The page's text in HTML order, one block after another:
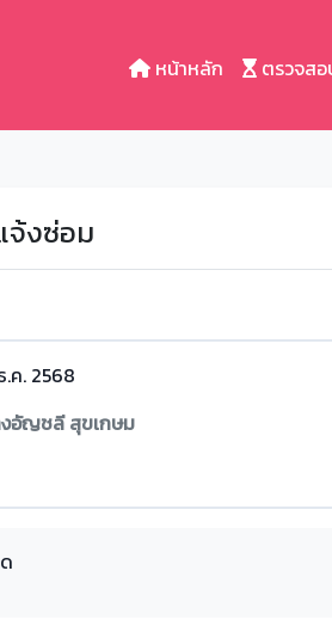
หน้าหลัก ตรวจส
จ้งซ่อม
.ค. 2568
อัญชลี สุขเกษม